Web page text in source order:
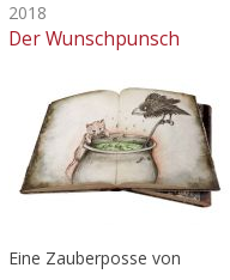
2018
Der Wunschpunsch
Eine Zauberposse von